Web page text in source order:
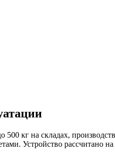
кг на складах,
Устройство рассчитано